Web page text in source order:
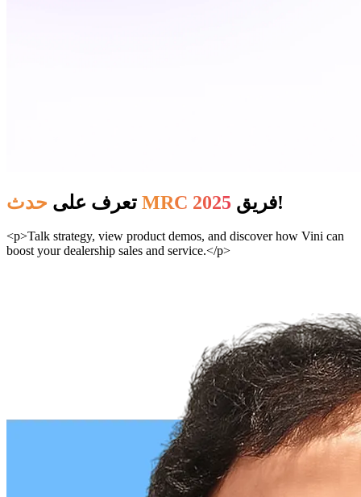
تعرف على حدث MRC 2025 فريق!
<p>Talk strategy, view product demos, and discover how Vini can
boost your dealership sales and service.</p>